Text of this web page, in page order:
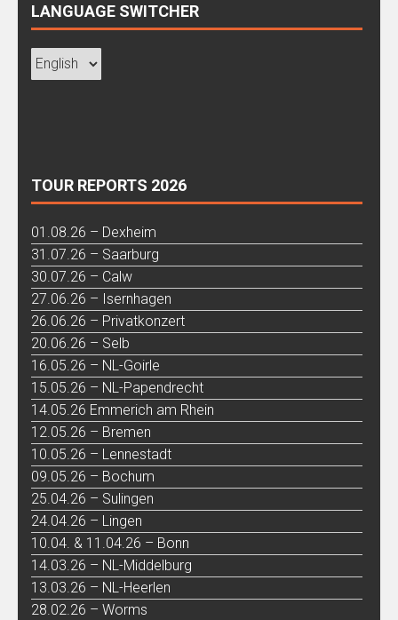
LANGUAGE SWITCHER
TOUR REPORTS 2026
01.08.26 – Dexheim
31.07.26 – Saarburg
30.07.26 – Calw
27.06.26 – Isernhagen
26.06.26 – Privatkonzert
20.06.26 – Selb
16.05.26 – NL-Goirle
15.05.26 – NL-Papendrecht
14.05.26 Emmerich am Rhein
12.05.26 – Bremen
10.05.26 – Lennestadt
09.05.26 – Bochum
25.04.26 – Sulingen
24.04.26 – Lingen
10.04. & 11.04.26 – Bonn
14.03.26 – NL-Middelburg
13.03.26 – NL-Heerlen
28.02.26 – Worms